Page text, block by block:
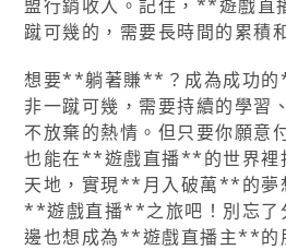
盟行銷收入。記住，**遊戲直
蹴可幾的，需要長時間的累積
想要**躺著賺**？成為成功
非一蹴可幾，需要持續的學習
不放棄的熱情。但只要你願意
也能在**遊戲直播**的世界裡
天地，實現**月入破萬**的夢
**遊戲直播**之旅吧！別忘了
邊也想成為**遊戲直播主**的